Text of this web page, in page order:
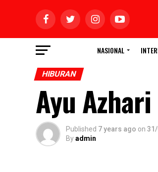
NASIONAL
HIBURAN
Ayu
Published 7 years ago on
Byadmin